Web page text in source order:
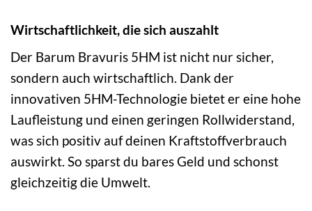
Wirtschaftlichkeit, die sich auszahlt
Der Barum Bravuris 5HM ist nicht nur sicher,
sondern auch wirtschaftlich. Dank der
innovativen 5HM-Technologie bietet er eine hohe
Laufleistung und einen geringen Rollwiderstand,
was sich positiv auf deinen Kraftstoffverbrauch
auswirkt. So sparst du bares Geld und schonst
gleichzeitig die Umwelt.